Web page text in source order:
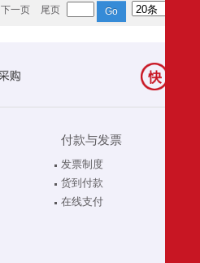
下一页 尾页
付款与发票
发票制度
货到付款
在线支付